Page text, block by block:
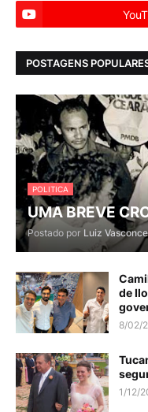
POSTAGENS
POLITICA
UMA BREVE
Postado por Luiz
de
8/02/
1/12/